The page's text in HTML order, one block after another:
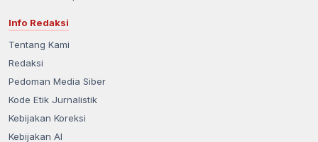
Info Redaksi
Tentang Kami
Redaksi
Pedoman Media Siber
Kode Etik Jurnalistik
Kebijakan Koreksi
Kebijakan AI